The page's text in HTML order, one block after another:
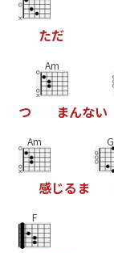
ただ
つ
Am
まんない
Am
感じる ま
G
F